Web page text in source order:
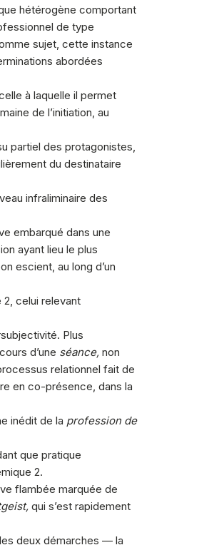
hétérogène comportant
de type
sujet, cette instance
abordées
à laquelle il permet
de l’initiation, au
partiel des protagonistes,
du destinataire
infraliminaire des
embarqué dans une
ayant lieu le plus
escient, au long d’un
celui relevant
Plus
d’une séance, non
relationnel fait de
en co-présence, dans la
inédit de la profession de
que pratique
2.
flambée marquée de
qui s’est rapidement
deux démarches — la